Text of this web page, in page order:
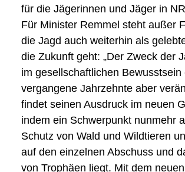
für die Jägerinnen und Jäger in
Für Minister Remmel steht außer
die Jagd auch weiterhin als
die Zukunft geht: „Der Zweck der
im gesellschaftlichen Bewusstsein
vergangene Jahrzehnte aber
findet seinen Ausdruck im neuen
indem ein Schwerpunkt nunmehr
Schutz von Wald und Wildtieren
auf den einzelnen Abschuss und
von Trophäen liegt. Mit dem neuen